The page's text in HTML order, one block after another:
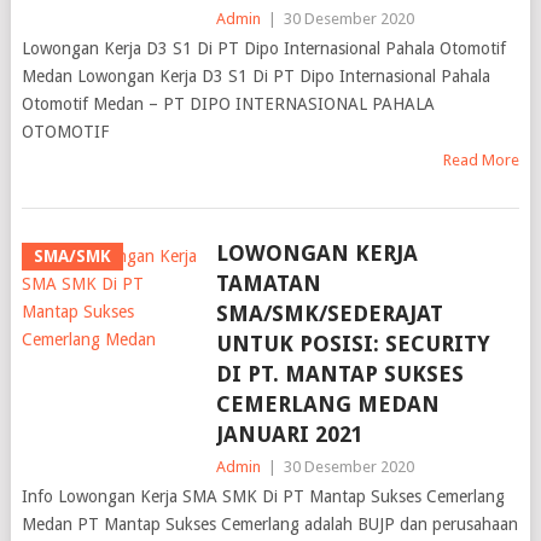
Admin 30 Desember 2020
Lowongan Kerja D3 S1 Di PT Dipo Internasional Pahala Otomotif
Medan Lowongan Kerja D3 S1 Di PT Dipo Internasional Pahala
Otomotif Medan – PT DIPO INTERNASIONAL PAHALA
OTOMOTIF
Read More
SMA/SMK
LOWONGAN KERJA
TAMATAN
SMA/SMK/SEDERAJAT
UNTUK POSISI: SECURITY
DI PT. MANTAP SUKSES
CEMERLANG MEDAN
JANUARI 2021
Admin 30 Desember 2020
Info Lowongan Kerja SMA SMK Di PT Mantap Sukses Cemerlang
Medan PT Mantap Sukses Cemerlang adalah BUJP dan perusahaan